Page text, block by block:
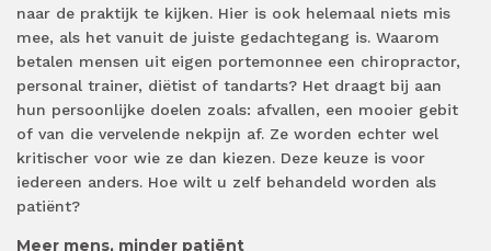
naar de praktijk te kijken. Hier is ook helemaal niets mis
mee, als het vanuit de juiste gedachtegang is. Waarom
betalen mensen uit eigen portemonnee een chiropractor,
personal trainer, diëtist of tandarts? Het draagt bij aan
hun persoonlijke doelen zoals: afvallen, een mooier gebit
of van die vervelende nekpijn af. Ze worden echter wel
kritischer voor wie ze dan kiezen. Deze keuze is voor
iedereen anders. Hoe wilt u zelf behandeld worden als
patiënt?
Meer mens, minder patiënt